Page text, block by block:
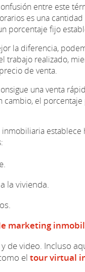
entre este
es una
porcentaje fijo
la diferencia,
trabajo realizado,
de venta.
una venta
cambio, el
la vivienda.
marketing
de video. Incluso
el tour virtual